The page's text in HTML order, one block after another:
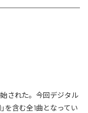
始された。今回デジタル
を含む全1曲となってい